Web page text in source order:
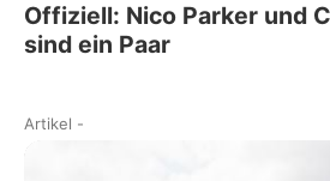
Offiziell: Nico Parker und
sind ein Paar
Artikel -